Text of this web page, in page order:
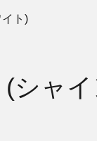
ト)
ャ